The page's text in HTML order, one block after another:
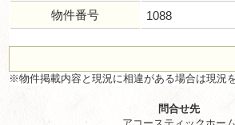
物件番号
1088
※物件掲載内容と現況に相違がある場合は現況
問合せ先